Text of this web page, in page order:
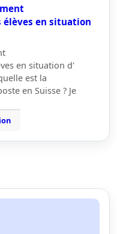
élèves en situation
en situation d'
est la
en Suisse ? Je